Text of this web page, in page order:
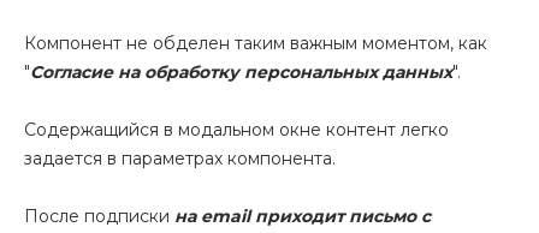
Компонент не обделен таким важным моментом, как
"Согласие на обработку персональных данных".
Содержащийся в модальном окне контент легко
задается в параметрах компонента.
После подписки на email приходит письмо с